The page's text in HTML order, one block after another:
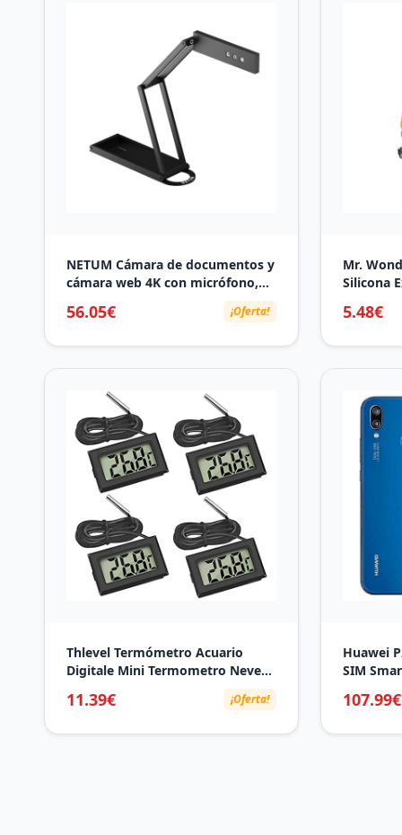
NETUM Cámara de documentos y
cámara web 4K con micrófono,
visualizador USB, LED táctil de 3
niveles, enfoque automático,
enseñanza remota y
56.05€ ¡Oferta!
Mr.
Silicona
5.48€
Thlevel Termómetro Acuario
Digitale Mini Termometro Nevera
Medidor de Sensor Temperatura
con Sonda Esterna Impermeabile
11.39€ ¡Oferta!
Huawei
SIM
107.99€